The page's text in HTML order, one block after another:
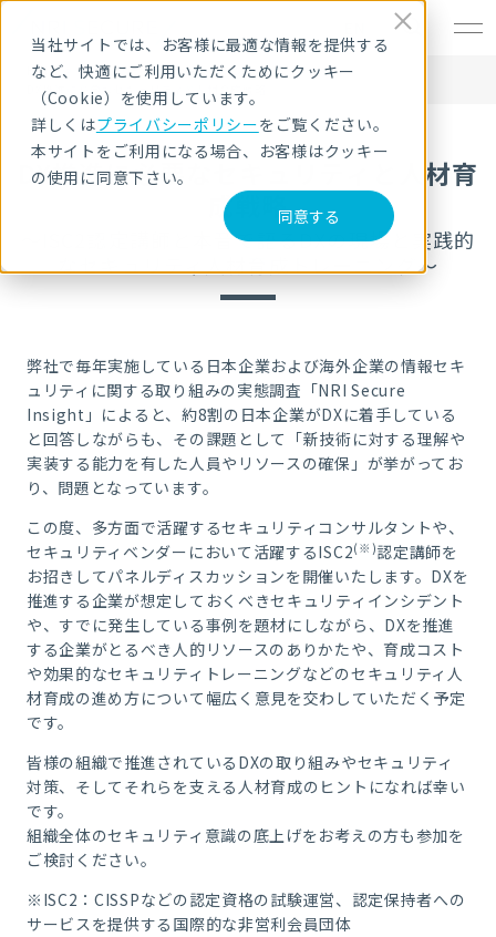
当社サイトでは、お客様に最適な情報を提供する
など、快適にご利用いただくためにクッキー
（Cookie）を使用しています。
詳しくはプライバシーポリシーをご覧ください。
本サイトをご利用になる場合、お客様はクッキー
の使用に同意下さい。
同意する
HOME
セキュリティセミナー・イベント
DX推進に必要なセキュリティと人材育成戦略
DX推進に必要なセキュリティと人材育
成戦略
～ISC2認定講師と本音で語るDXの現場と実践的
なセキュリティ人材育成トレーニング～
弊社で毎年実施している日本企業および海外企業の情報セキ
ュリティに関する取り組みの実態調査「NRI Secure
Insight」によると、約8割の日本企業がDXに着手している
と回答しながらも、その課題として 「新技術に対する理解や
実装する能力を有した人員やリソースの確保」が挙がってお
り、問題となっています。
この度、多方面で活躍するセキュリティコンサルタントや、
セキュリティベンダーにおいて活躍するISC2(※)認定講師を
お招きしてパネルディスカッションを開催いたします。DXを
推進する企業が想定しておくべきセキュリティインシデント
や、すでに発生している事例を題材にしながら、DXを推進
する企業がとるべき人的リソースのありかたや、育成コスト
や効果的なセキュリティトレーニングなどのセキュリティ人
材育成の進め方について幅広く意見を交わしていただく予定
です。
皆様の組織で推進されているDXの取り組みやセキュリティ
対策、そしてそれらを支える人材育成のヒントになれば幸い
です。
組織全体のセキュリティ意識の底上げをお考えの方も参加を
ご検討ください。
※ISC2：CISSPなどの認定資格の試験運営、認定保持者への
サービスを提供する国際的な非営利会員団体